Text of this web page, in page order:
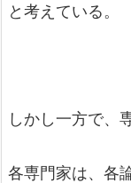
と考えている。
しかし一方で、
各専門家は、各